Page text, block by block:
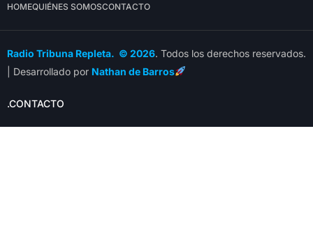
HOMEQUIÉNES SOMOSCONTACTO
Radio Tribuna Repleta. © 2026. Todos los derechos reservados.
| Desarrollado por Nathan de Barros
.CONTACTO